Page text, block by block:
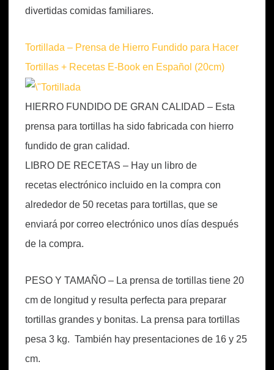
divertidas comidas familiares.
Tortillada – Prensa de Hierro Fundido para Hacer
Tortillas + Recetas E-Book en Español (20cm)
HIERRO FUNDIDO DE GRAN CALIDAD – Esta
prensa para tortillas ha sido fabricada con hierro
fundido de gran calidad.
LIBRO DE RECETAS – Hay un libro de
recetas electrónico incluido en la compra con
alrededor de 50 recetas para tortillas, que se
enviará por correo electrónico unos días después
de la compra.
PESO Y TAMAÑO – La prensa de tortillas tiene 20
cm de longitud y resulta perfecta para preparar
tortillas grandes y bonitas. La prensa para tortillas
pesa 3 kg. También hay presentaciones de 16 y 25
cm.